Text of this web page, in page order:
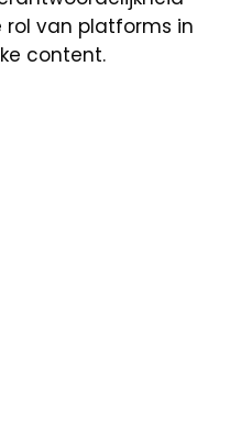
van platforms in
content.